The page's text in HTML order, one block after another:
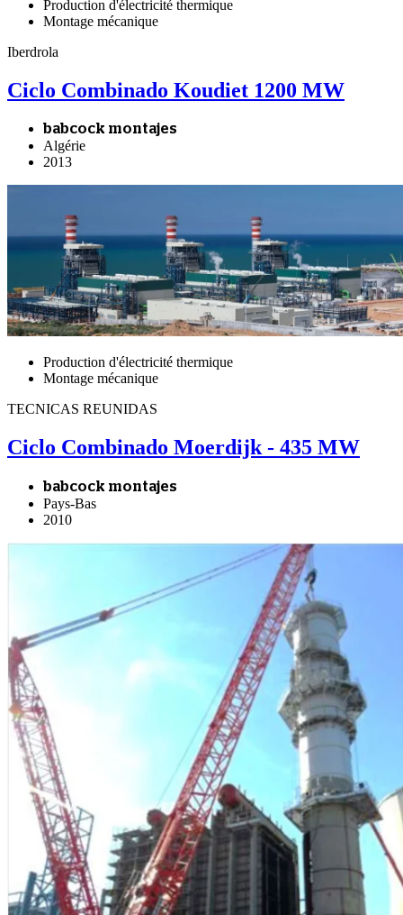
Production d'électricité thermique
Montage mécanique
Iberdrola
Ciclo Combinado Koudiet 1200 MW
babcock montajes
Algérie
2013
Production d'électricité thermique
Montage mécanique
TECNICAS REUNIDAS
Ciclo Combinado Moerdijk - 435 MW
babcock montajes
Pays-Bas
2010